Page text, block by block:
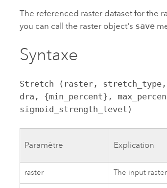
The referenced raster dataset for the
you can call the raster object's save
Syntaxe
Stretch (raster,
dra, {min_percent},
sigmoid_strength_level)
Paramètre Explication
raster The input